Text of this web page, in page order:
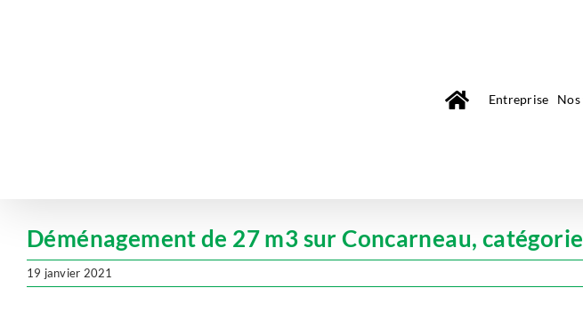
Entreprise
Déménagement de 27 m3 sur Concarneau,
19 janvier 2021